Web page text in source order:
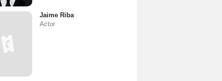
Jaime Riba
Actor